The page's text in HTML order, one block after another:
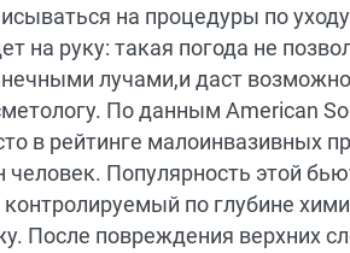
на процедуры по
на руку: такая погода не
лучами,и даст
По данным American
в рейтинге малоинвазивных
человек. Популярность этой
контролируемый по глубине
После повреждения верхних